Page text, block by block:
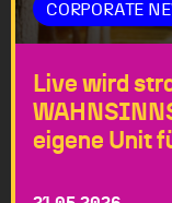
CORPORATE
Live wird
eigene Unit